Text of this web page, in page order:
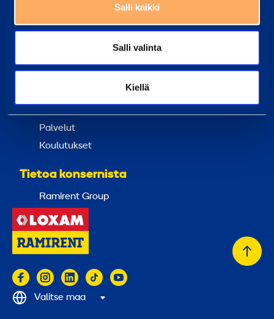
Salli kaikki
Salli valinta
Kiellä
Asiakaspalvelu
Palvelut
Koulutukset
Tietoa konsernista
Ramirent Group
Valitse maa